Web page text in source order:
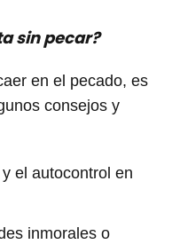
sin pecar?
en el pecado, es
consejos y
el autocontrol en
inmorales o